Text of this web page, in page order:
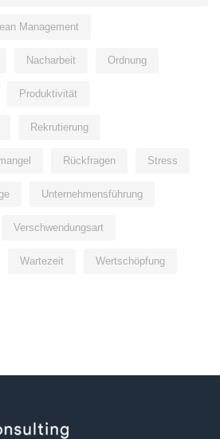
Management
Nacharbeit Ordnung
Produktivität
Rekrutierung
Rückfragen Stress
Unternehmensführung
Verschwendungsart
Wartezeit Wertschöpfung